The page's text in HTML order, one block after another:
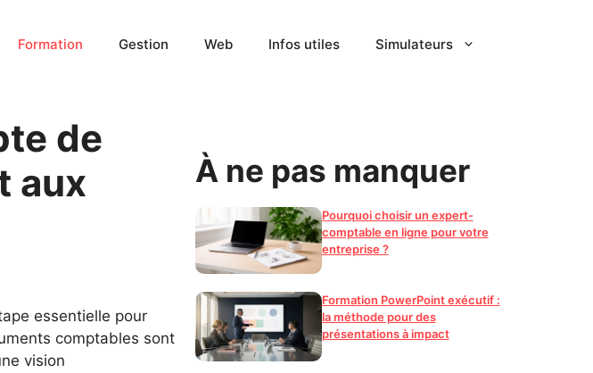
Formation Gestion Web Infos utiles Simulateurs
de
aux
essentielle pour
comptables sont
vision
À ne pas manquer
Pourquoi choisir un expert-
comptable en ligne pour votre
entreprise ?
Formation PowerPoint exécutif :
la méthode pour des
présentations à impact